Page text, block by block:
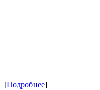
[Подробнее]